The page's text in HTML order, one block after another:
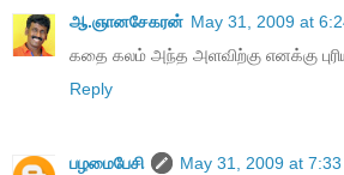
ஆ.ஞானசேகரன் May 31, 2009 at
கதை கலம் அந்த அளவிற்கு எனக்கு
Reply
பழமைபேசி
May 31, 2009 at 7:33